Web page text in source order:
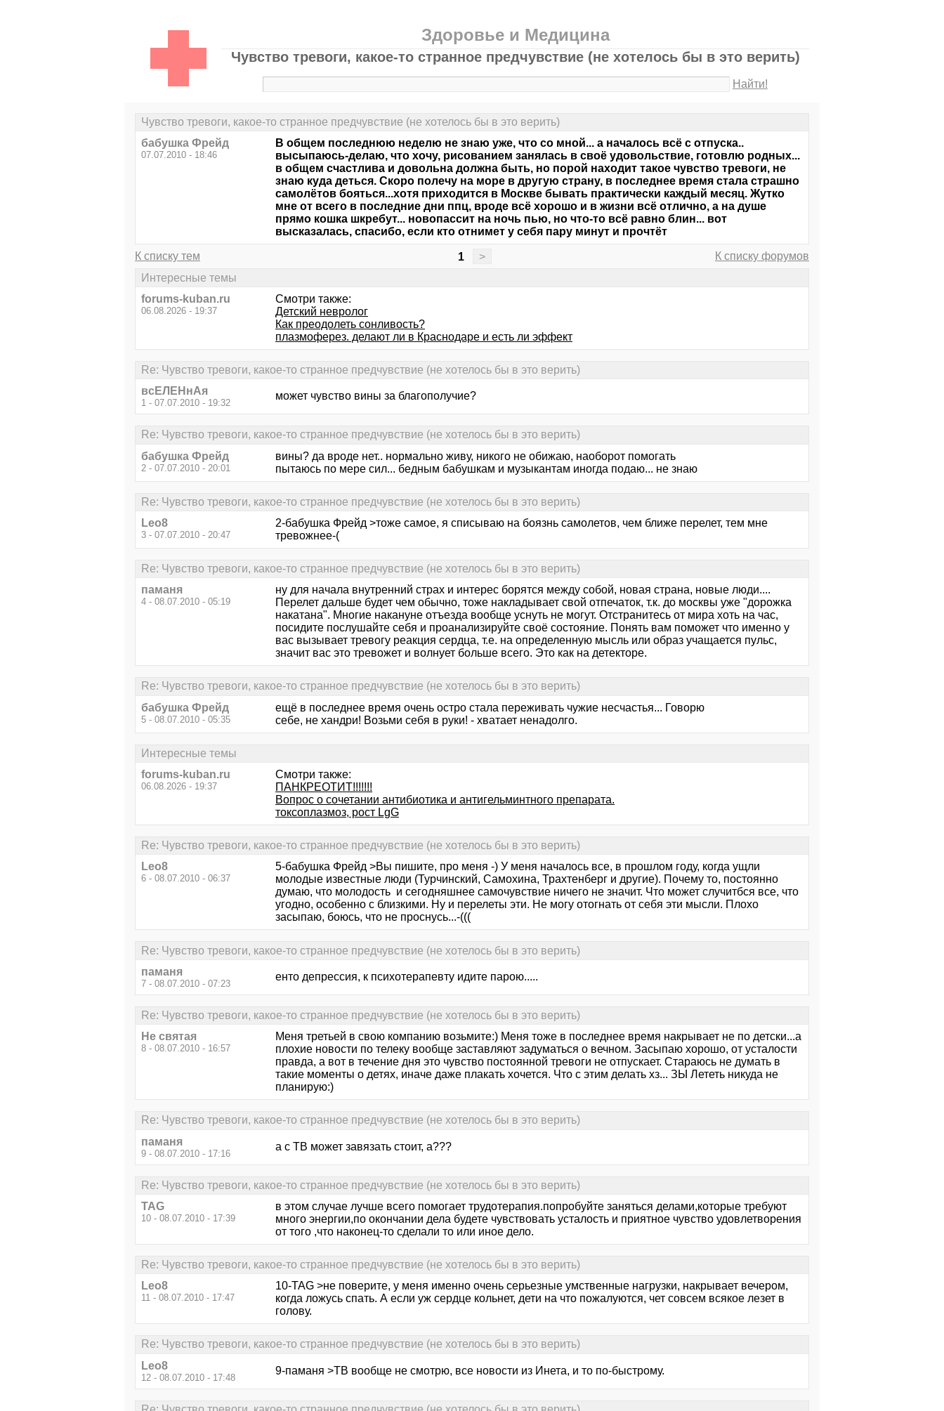
Здоровье и Медицина
Чувство тревоги, какое-то странное предчувствие (не хотелось бы в это верить)
Найти!
Чувство тревоги, какое-то странное предчувствие (не хотелось бы в это верить)
бабушка Фрейд
07.07.2010 - 18:46
В общем последнюю неделю не знаю уже, что со мной... а началось всё с отпуска..
высыпаюсь-делаю, что хочу, рисованием занялась в своё удовольствие, готовлю родных...
в общем счастлива и довольна должна быть, но порой находит такое чувство тревоги, не
знаю куда деться. Скоро полечу на море в другую страну, в последнее время стала страшно
самолётов бояться...хотя приходится в Москве бывать практически каждый месяц. Жутко
мне от всего в последние дни ппц, вроде всё хорошо и в жизни всё отлично, а на душе
прямо кошка шкребут... новопассит на ночь пью, но что-то всё равно блин... вот
высказалась, спасибо, если кто отнимет у себя пару минут и прочтёт
К списку тем 1 >
К списку форумов
Интересные темы
forums-kuban.ru
06.08.2026 - 19:37
Смотри также:
Детский невролог
Как преодолеть сонливость?
плазмоферез. делают ли в Краснодаре и есть ли эффект
Re: Чувство тревоги, какое-то странное предчувствие (не хотелось бы в это верить)
всЕЛЕНнАя
1 - 07.07.2010 - 19:32
может чувство вины за благополучие?
Re: Чувство тревоги, какое-то странное предчувствие (не хотелось бы в это верить)
бабушка Фрейд
2 - 07.07.2010 - 20:01
вины? да вроде нет.. нормально живу, никого не обижаю, наоборот помогать
пытаюсь по мере сил... бедным бабушкам и музыкантам иногда подаю... не знаю
Re: Чувство тревоги, какое-то странное предчувствие (не хотелось бы в это верить)
Leo8
3 - 07.07.2010 - 20:47
2-бабушка Фрейд >тоже самое, я списываю на боязнь самолетов, чем ближе перелет, тем мне
тревожнее-(
Re: Чувство тревоги, какое-то странное предчувствие (не хотелось бы в это верить)
паманя
4 - 08.07.2010 - 05:19
ну для начала внутренний страх и интерес борятся между собой, новая страна, новые люди....
Перелет дальше будет чем обычно, тоже накладывает свой отпечаток, т.к. до москвы уже "дорожка
накатана". Многие накануне отъезда вообще уснуть не могут. Отстранитесь от мира хоть на час,
посидите послушайте себя и проанализируйте своё состояние. Понять вам поможет что именно у
вас вызывает тревогу реакция сердца, т.е. на определенную мысль или образ учащается пульс,
значит вас это тревожет и волнует больше всего. Это как на детекторе.
Re: Чувство тревоги, какое-то странное предчувствие (не хотелось бы в это верить)
бабушка Фрейд
5 - 08.07.2010 - 05:35
ещё в последнее время очень остро стала переживать чужие несчастья... Говорю
себе, не хандри! Возьми себя в руки! - хватает ненадолго.
Интересные темы
forums-kuban.ru
06.08.2026 - 19:37
Смотри также:
ПАНКРЕОТИТ!!!!!!!
Вопрос о сочетании антибиотика и антигельминтного препарата.
токсоплазмоз, рост LgG
Re: Чувство тревоги, какое-то странное предчувствие (не хотелось бы в это верить)
Leo8
6 - 08.07.2010 - 06:37
5-бабушка Фрейд >Вы пишите, про меня -) У меня началось все, в прошлом году, когда ущли
молодые известные люди (Турчинский, Самохина, Трахтенберг и другие). Почему то, постоянно
думаю, что молодость и сегодняшнее самочувствие ничего не значит. Что может случитбся все, что
угодно, особенно с близкими. Ну и перелеты эти. Не могу отогнать от себя эти мысли. Плохо
засыпаю, боюсь, что не проснусь...-(((
Re: Чувство тревоги, какое-то странное предчувствие (не хотелось бы в это верить)
паманя
7 - 08.07.2010 - 07:23
енто депрессия, к психотерапевту идите парою.....
Re: Чувство тревоги, какое-то странное предчувствие (не хотелось бы в это верить)
Не святая
8 - 08.07.2010 - 16:57
Меня третьей в свою компанию возьмите:) Меня тоже в последнее время накрывает не по детски...а
плохие новости по телеку вообще заставляют задуматься о вечном. Засыпаю хорошо, от усталости
правда, а вот в течение дня это чувство постоянной тревоги не отпускает. Стараюсь не думать в
такие моменты о детях, иначе даже плакать хочется. Что с этим делать хз... ЗЫ Лететь никуда не
планирую:)
Re: Чувство тревоги, какое-то странное предчувствие (не хотелось бы в это верить)
паманя
9 - 08.07.2010 - 17:16
а с ТВ может завязать стоит, а???
Re: Чувство тревоги, какое-то странное предчувствие (не хотелось бы в это верить)
TAG
10 - 08.07.2010 - 17:39
в этом случае лучше всего помогает трудотерапия.попробуйте заняться делами,которые требуют
много энергии,по окончании дела будете чувствовать усталость и приятное чувство удовлетворения
от того ,что наконец-то сделали то или иное дело.
Re: Чувство тревоги, какое-то странное предчувствие (не хотелось бы в это верить)
Leo8
11 - 08.07.2010 - 17:47
10-TAG >не поверите, у меня именно очень серьезные умственные нагрузки, накрывает вечером,
когда ложусь спать. А если уж сердце кольнет, дети на что пожалуются, чет совсем всякое лезет в
голову.
Re: Чувство тревоги, какое-то странное предчувствие (не хотелось бы в это верить)
Leo8
12 - 08.07.2010 - 17:48
9-паманя >ТВ вообще не смотрю, все новости из Инета, и то по-быстрому.